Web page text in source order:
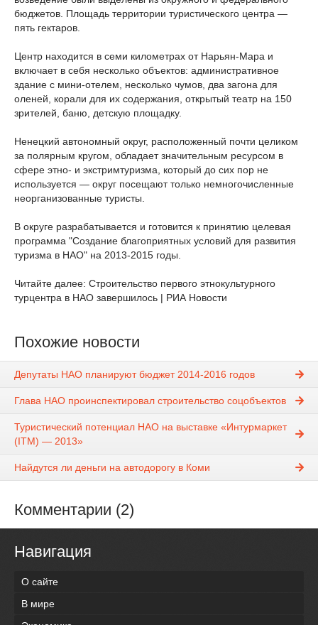
бюджетов. Площадь территории туристического центра —
пять гектаров.
Центр находится в семи километрах от Нарьян-Мара и
включает в себя несколько объектов: административное
здание с мини-отелем, несколько чумов, два загона для
оленей, корали для их содержания, открытый театр на 150
зрителей, баню, детскую площадку.
Ненецкий автономный округ, расположенный почти целиком
за полярным кругом, обладает значительным ресурсом в
сфере этно- и экстримтуризма, который до сих пор не
используется — округ посещают только немногочисленные
неорганизованные туристы.
В округе разрабатывается и готовится к принятию целевая
программа "Создание благоприятных условий для развития
туризма в НАО" на 2013-2015 годы.
Читайте далее: Строительство первого этнокультурного
турцентра в НАО завершилось | РИА Новости
Похожие новости
Депутаты НАО планируют бюджет 2014-2016 годов
Глава НАО проинспектировал строительство соцобъектов
Туристический потенциал НАО на выставке «Интурмаркет
(ITM) — 2013»
Найдутся ли деньги на автодорогу в Коми
Комментарии (2)
Навигация
О сайте
В мире